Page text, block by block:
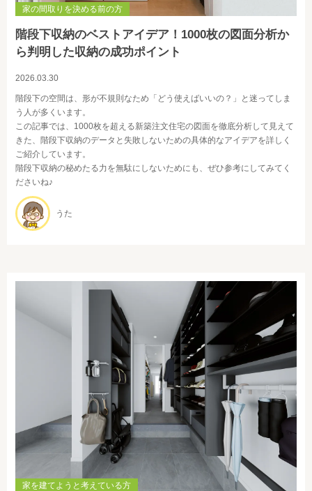
家の間取りを決める前の方
階段下収納のベストアイデア！1000枚の図面分析か
ら判明した収納の成功ポイント
2026.03.30
階段下の空間は、形が不規則なため「どう使えばいいの？」と迷ってしま
う人が多くいます。
この記事では、1000枚を超える新築注文住宅の図面を徹底分析して見えて
きた、階段下収納のデータと失敗しないための具体的なアイデアを詳しく
ご紹介しています。
階段下収納の秘めたる力を無駄にしないためにも、ぜひ参考にしてみてく
ださいね♪
うた
家を建てようと考えている方